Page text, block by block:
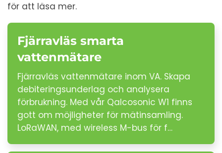
för att läsa mer.
Fjärravläs smarta
vattenmätare
Fjärravläs vattenmätare inom VA. Skapa
debiteringsunderlag och analysera
förbrukning. Med vår Qalcosonic W1 finns
gott om möjligheter för mätinsamling.
LoRaWAN, med wireless M-bus för f…